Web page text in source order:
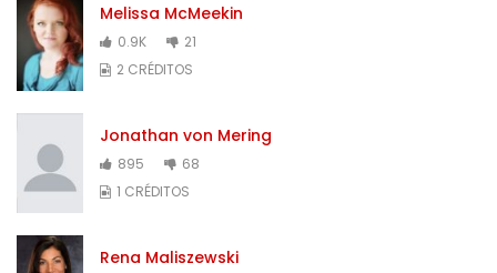
Melissa McMeekin
0.9K
21
2 CRÉDITOS
Jonathan von Mering
895
68
1 CRÉDITOS
Rena Maliszewski